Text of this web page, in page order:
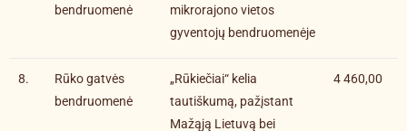
bendruomenė
mikrorajono vietos
gyventojų bendruomenėje
8.
Rūko gatvės
bendruomenė
„Rūkiečiai“ kelia
tautiškumą, pažįstant
Mažąją Lietuvą bei
4 460,00